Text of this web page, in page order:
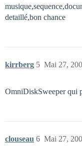
detaillé,bon chance
kirrberg Mai 27,
5
OmniDiskSweeper qui
clouseau Mai 27,
6